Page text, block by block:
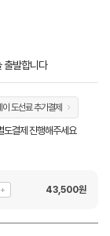
출발합니다
도선료 추가결제
도결제 진행해주세요
43,500원